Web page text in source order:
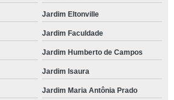
Jardim Eltonville
Jardim Faculdade
Jardim Humberto de Campos
Jardim Isaura
Jardim Maria Antônia Prado